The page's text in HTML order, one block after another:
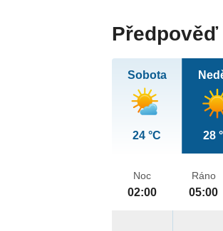
Sobota
24 °C 28
Noc
02:00
Ráno
05:00